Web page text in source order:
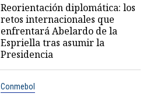
Reorientación diplomática: los
retos internacionales que
enfrentará Abelardo de la
Espriella tras asumir la
Presidencia
Conmebol